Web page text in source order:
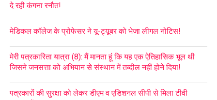
दे रही कंगना रनौत!
मेडिकल कॉलेज के प्रोफेसर ने यू-ट्यूबर को भेजा लीगल नोटिस!
मेरी पत्रकारिता यात्रा (8): मैं मानता हूं कि यह एक ऐतिहासिक भूल थी
जिसने जनसत्ता को अभियान से संस्थान में तब्दील नहीं होने दिया!
पत्रकारों की सुरक्षा को लेकर डीएम व एडिशनल सीपी से मिला टीवी